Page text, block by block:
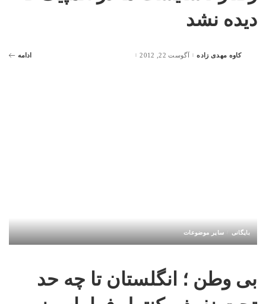
دیده نشد
Postedکاوه مهدی زاده آگوست 22, 2012 ادامه
بایگانی سایر موضوعات
بی وطن ؛ انگلستان تا چه حد